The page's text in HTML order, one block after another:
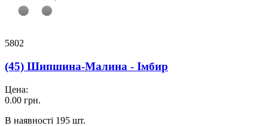
5802
(45) Шипшина-Малина - Імбир
Цена:
0.00 грн.
В наявності 195 шт.